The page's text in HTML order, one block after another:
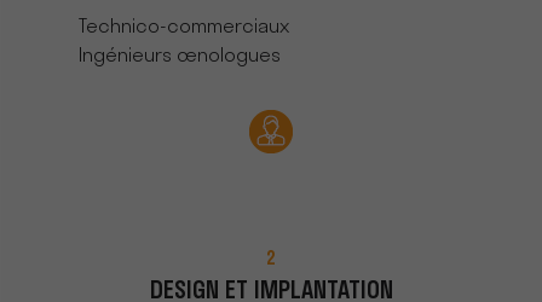
Technico-commerciaux
Ingénieurs œnologues
2
DESIGN ET IMPLANTATION